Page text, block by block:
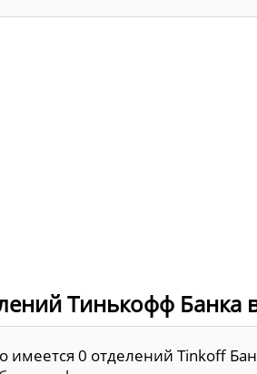
Тинькофф Банка
имеется 0 отделений Tinkoff